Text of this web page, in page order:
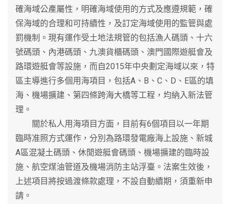
確海域公產屬性，明確海域使用的方式及應遵規範，確
保海域的合理和可持續性，及訂定海域使用的監管與處
罰機制。現有運作受土地法規管的包括漁人碼頭、十六
號碼頭、內港碼頭、九澳貨櫃碼頭、澳門國際遊艇會及
路環遊艇會等設施，而自2015年中央劃定海域以來，特
區主導進行多個用海項目，包括A、B、C、D、E區的填
海、機場擴建、第四條跨海大橋等工程，均納入新法管
理。
關於私人用海項目方面，目前有6個項目以一年期
臨時准照方式運作，分別為路環發電廠海上設施、新城
A區混凝土碼頭、休閒遊艇會碼頭、機場擴建的臨時設
施、航空煤油管道及機場消防主站浮臺。法案生效後，
上述項目將按過渡條款處理，不設自動續期，須重新申
請。